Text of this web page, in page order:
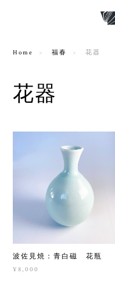
Home 福春 花器
花器
波佐見焼：青白磁 花瓶
¥8,000